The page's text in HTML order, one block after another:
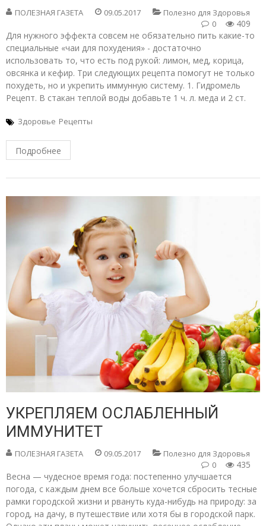
ПОЛЕЗНАЯ ГАЗЕТА 09.05.2017 Полезно для Здоровья
409
0
Для нужного эффекта совсем не обязательно пить какие-то
специальные «чаи для похудения» - достаточно
использовать то, что есть под рукой: лимон, мед, корица,
овсянка и кефир. Три следующих рецепта помогут не только
похудеть, но и укрепить иммунную систему. 1. Гидромель
Рецепт. В стакан теплой воды добавьте 1 ч. л. меда и 2 ст.
Здоровье Рецепты
Подробнее
УКРЕПЛЯЕМ ОСЛАБЛЕННЫЙ
ИММУНИТЕТ
ПОЛЕЗНАЯ ГАЗЕТА 09.05.2017 Полезно для Здоровья
435
0
Весна — чудесное время года: постепенно улучшается
погода, с каждым днем все больше хочется сбросить тесные
рамки городской жизни и рвануть куда-нибудь на природу: за
город, на дачу, в путешествие или хотя бы в городской парк.